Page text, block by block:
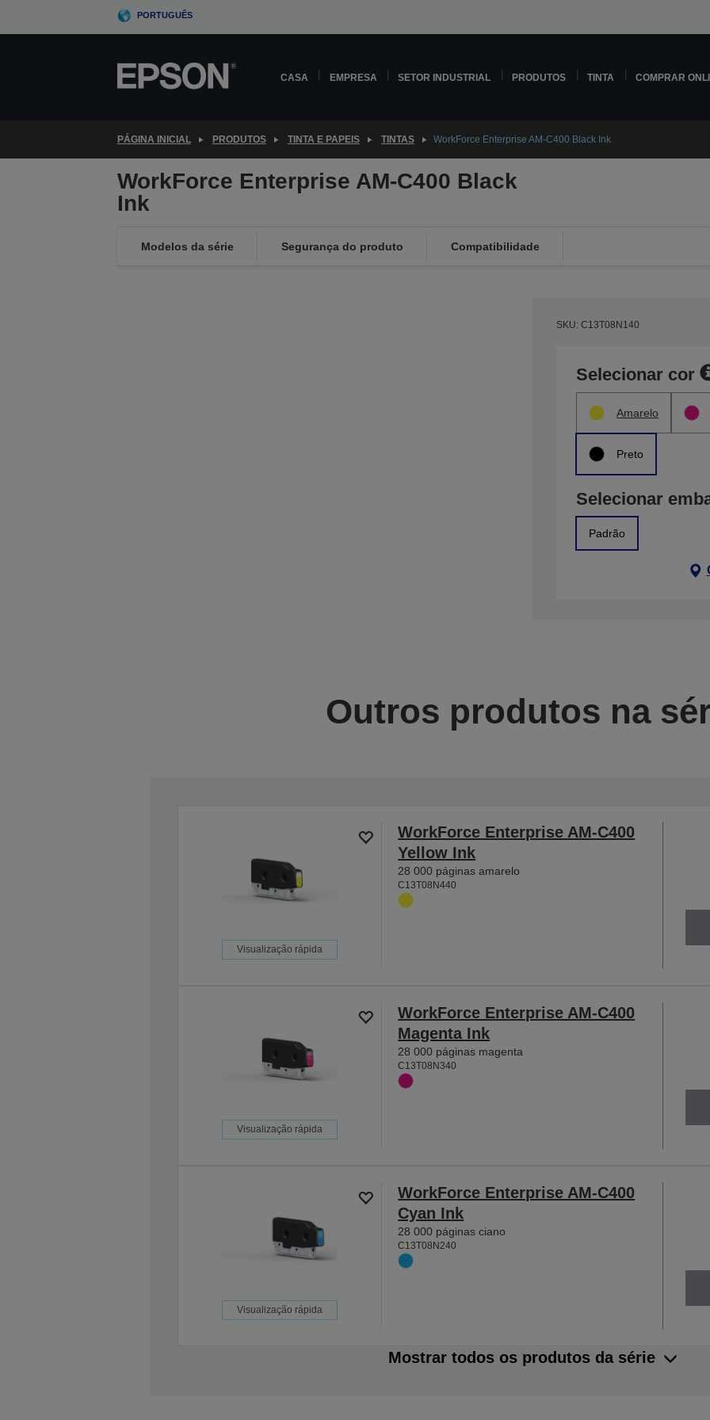
PORTUGUÊS
CASA EMPRESA SETOR INDUSTRIAL PRODUTOS TINTA COMPRAR
PÁGINA INICIAL PRODUTOS TINTA E PAPEIS TINTAS WorkForce Enterprise AM-C400 Black Ink
WorkForce Enterprise AM-C400 Black
Ink
Modelos da série Segurança do produto Compatibilidade
SKU: C13T08N140
Selecionar cor
Amarelo
Preto
Selecionar
Padrão
Outros produtos na
Visualização rápida
WorkForce Enterprise AM-C400
Yellow Ink
28 000 páginas amarelo
C13T08N440
Visualização rápida
WorkForce Enterprise AM-C400
Magenta Ink
28 000 páginas magenta
C13T08N340
Visualização rápida
WorkForce Enterprise AM-C400
Cyan Ink
28 000 páginas ciano
C13T08N240
Mostrar todos os produtos da série